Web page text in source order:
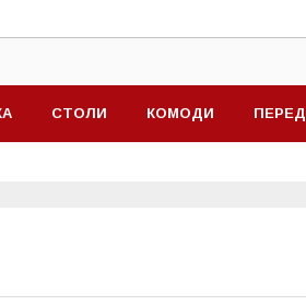
СТОЛИ КОМОДИ